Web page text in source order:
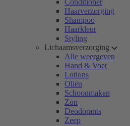
Conditioner
Haarverzorging
Shampoo
Haarkleur
Styling
Lichaamsverzorging
Alle weergeven
Hand & Voet
Lotions
Oliën
Schoonmaken
Zon
Deodorants
Zeep